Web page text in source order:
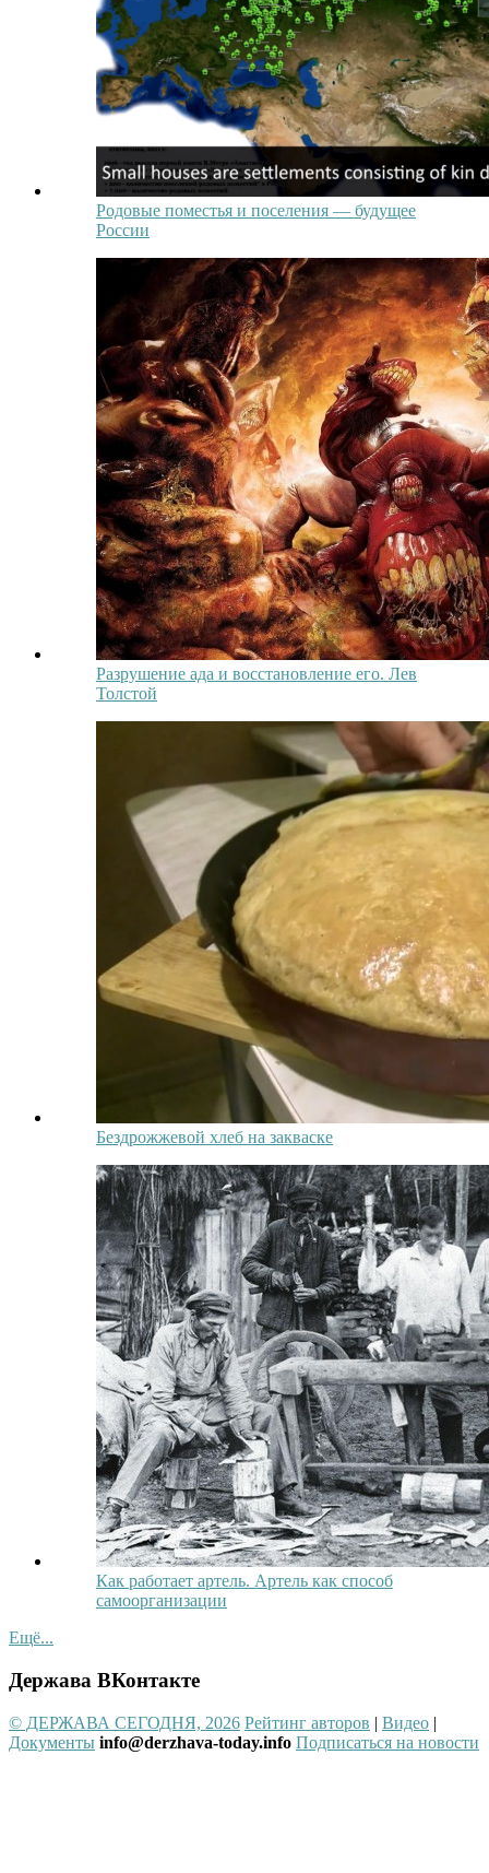
Родовые поместья и поселения — будущее
России
Разрушение ада и восстановление его. Лев
Толстой
Бездрожжевой хлеб на закваске
Как работает артель. Артель как способ
самоорганизации
Ещё...
Держава ВКонтакте
© ДЕРЖАВА СЕГОДНЯ, 2026 Рейтинг авторов | Видео |
Документы info@derzhava-today.info Подписаться на новости